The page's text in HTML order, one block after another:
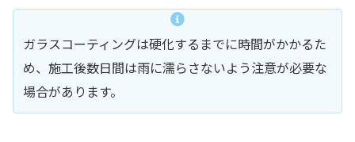
ガラスコーティングは硬化するまでに時間がかかるた
め、施工後数日間は雨に濡らさないよう注意が必要な
場合があります。